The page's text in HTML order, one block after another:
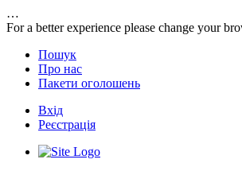
…
For a better experience please change your
Пошук
Про нас
Пакети оголошень
Вхід
Реєстрація